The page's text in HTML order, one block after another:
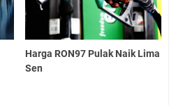
Harga RON97 Pulak Naik Lima
Sen